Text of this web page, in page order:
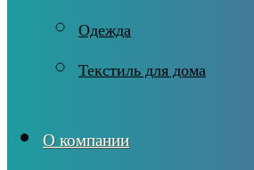
Одежда
Текстиль для дома
О компании